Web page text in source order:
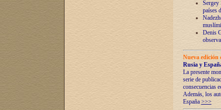
Sergey
países
Denis
Nueva
Rusia y
La presente
serie de
consecuencias
Además, los
España >>>